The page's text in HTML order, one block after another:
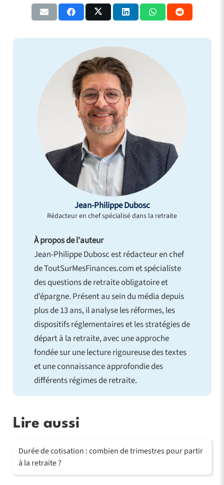
Jean-Philippe Dubosc
Rédacteur en chef spécialisé dans la retraite
À propos de l'auteur
Jean-Philippe Dubosc est rédacteur en chef
de ToutSurMesFinances.com et spécialiste
des questions de retraite obligatoire et
d’épargne. Présent au sein du média depuis
plus de 13 ans, il analyse les réformes, les
dispositifs réglementaires et les stratégies de
départ à la retraite, avec une approche
fondée sur une lecture rigoureuse des textes
et une connaissance approfondie des
différents régimes de retraite.
Lire aussi
Durée de cotisation : combien de trimestres pour partir
à la retraite ?